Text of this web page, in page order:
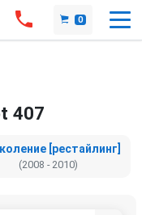
0
407
[рестайлинг]
(2008 - 2010)